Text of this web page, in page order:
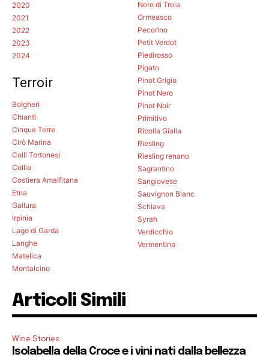
2020
2021
2022
2023
2024
Terroir
Bolgheri
Chianti
Cinque Terre
Cirò Marina
Colli Tortonesi
Collio
Costiera Amalfitana
Etna
Gallura
Irpinia
Lago di Garda
Langhe
Matelica
Montalcino
Nero di Troia
Ormeasco
Pecorino
Petit Verdot
Piedirosso
Pigato
Pinot Grigio
Pinot Nero
Pinot Noir
Primitivo
Ribolla Gialla
Riesling
Riesling renano
Sagrantino
Sangiovese
Sauvignon Blanc
Schiava
Syrah
Verdicchio
Vermentino
Articoli Simili
Wine Stories
Isolabella della Croce e i vini nati dalla bellezza